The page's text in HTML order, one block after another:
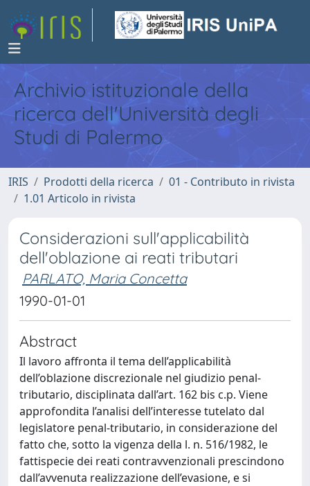
Archivio istituzionale della
ricerca dell'Università degli
Studi di Palermo
IRIS Prodotti della ricerca
01 - Contributo in rivista
1.01 Articolo in rivista
Considerazioni sull'applicabilità
dell'oblazione ai reati tributari
PARLATO, Maria Concetta
1990-01-01
Abstract
Il lavoro affronta il tema dell’applicabilità
dell’oblazione discrezionale nel giudizio penal-
tributario, disciplinata dall’art. 162 bis c.p. Viene
approfondita l’analisi dell’interesse tutelato dal
legislatore penal-tributario, in considerazione del
fatto che, sotto la vigenza della l. n. 516/1982, le
fattispecie dei reati contravvenzionali prescindono
dall’avvenuta realizzazione dell’evasione, e si